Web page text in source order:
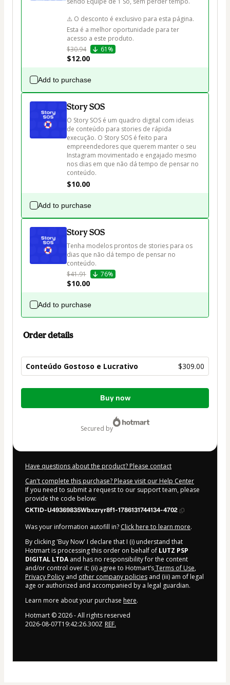
⚠️ O desconto é exclusivo para esta página.
Esta é a melhor oportunidade para ter
acesso a este produto.
$30.94
61%
$12.00
Add to purchase
Story SOS
O Story SOS é um quadro digital com ideias
de conteúdo para stories de rápida
execução. O Story SOS é feito para
empreendedores que querem manter o seu
Instagram movimentado e engajado mesmo
nos dias em que não dá tempo de pensar no
conteúdo.
$10.00
Add to purchase
Story SOS
Tenha modelos prontos de stories para os
dias que não dá tempo de pensar no
conteúdo.
$41.91
76%
$10.00
Add to purchase
Order details
Conteúdo Gostoso e Lucrativo $309.00
Total
Buy now
secured by
Have questions about the product? Please contact
Can't complete this purchase? Please visit our Help Center
If you need to submit a request to our support team, please
provide the code below:
CKTID-U49369835Wbxzryr8f1-1786131744134-4702
Was your information autofill in? Click here to learn more.
By clicking 'Buy Now' I declare that I (i) understand that
Hotmart is processing this order on behalf of LUTZ PSP
DIGITAL LTDAand has no responsibility for the content
and/or control over it; (ii) agree to Hotmart’sTerms of Use,
Privacy Policy and other company policies and (iii) am of legal
age or authorized and accompanied by a legal guardian.
Learn more about your purchase here.
Hotmart ©2026- All rights reserved
2026-08-07T19:42:26.300Z REF.